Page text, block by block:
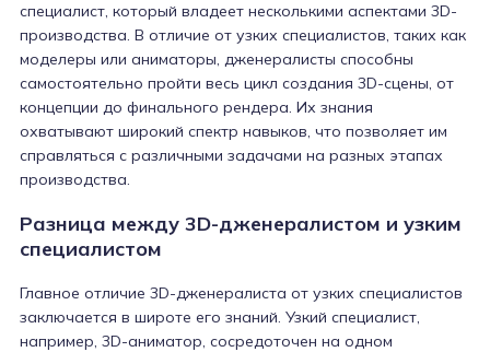
специалист, который владеет несколькими аспектами 3D-
производства. В отличие от узких специалистов, таких как
моделеры или аниматоры, дженералисты способны
самостоятельно пройти весь цикл создания 3D-сцены, от
концепции до финального рендера. Их знания
охватывают широкий спектр навыков, что позволяет им
справляться с различными задачами на разных этапах
производства.
Разница между 3D-дженералистом и узким
специалистом
Главное отличие 3D-дженералиста от узких специалистов
заключается в широте его знаний. Узкий специалист,
например, 3D-аниматор, сосредоточен на одном